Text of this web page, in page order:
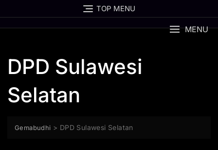
to
content
TOP MENU
MENU
DPD Sulawesi
Selatan
Gemabudhi > DPD Sulawesi Selatan